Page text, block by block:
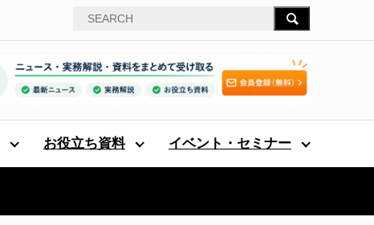
お役立ち資料 イベント・セミナー